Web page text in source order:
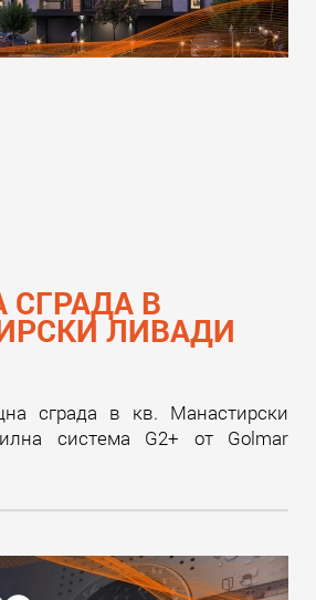
СГРАДА В
ЛИВАДИ
сграда в кв. Манастирски
система G2+ от Golmar